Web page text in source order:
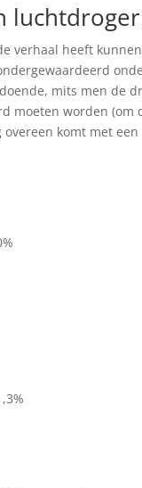
verhaal heeft
mits men de
moeten worden
komt met